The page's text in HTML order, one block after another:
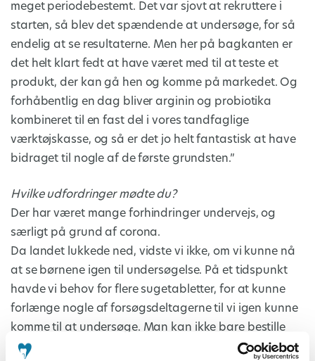
meget periodebestemt. Det var sjovt at rekruttere i
starten, så blev det spændende at undersøge, for så
endelig at se resultaterne. Men her på bagkanten er
det helt klart fedt at have været med til at teste et
produkt, der kan gå hen og komme på markedet. Og
forhåbentlig en dag bliver arginin og probiotika
kombineret til en fast del i vores tandfaglige
værktøjskasse, og så er det jo helt fantastisk at have
bidraget til nogle af de første grundsten.”
Hvilke udfordringer mødte du?
Der har været mange forhindringer undervejs, og
særligt på grund af corona.
Da landet lukkede ned, vidste vi ikke, om vi kunne nå
at se børnene igen til undersøgelse. På et tidspunkt
havde vi behov for flere sugetabletter, for at kunne
forlænge nogle af forsøgsdeltagerne til vi igen kunne
komme til at undersøge. Man kan ikke bare bestille
flere og få dem leveret ugen efter, der er meget, der